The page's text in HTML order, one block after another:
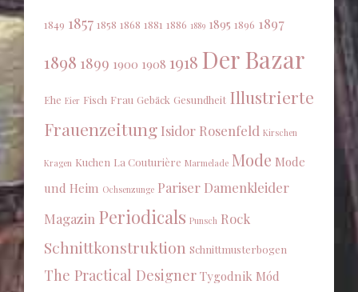
1849 1857 1858 1868 1881 1886 1889 1895 1896 1897
1898 1899 1900 1908 1918 Der Bazar
Ehe Eier Fisch Frau Gebäck Gesundheit Illustrierte
Frauenzeitung Isidor Rosenfeld Kirschen
Kragen Kuchen La Couturière Marmelade Mode Mode
und Heim Ochsenzunge Pariser Damenkleider
Magazin Periodicals Punsch Rock
Schnittkonstruktion Schnittmusterbogen
The Practical Designer Tygodnik Mód